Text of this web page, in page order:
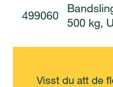
499060
500 kg,
Visst du att de